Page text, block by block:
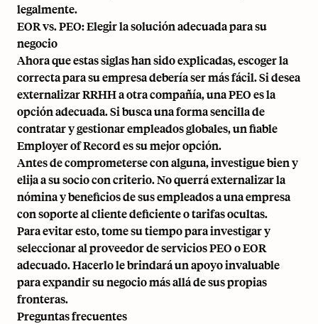
legalmente.
EOR vs. PEO: Elegir la solución adecuada para su
negocio
Ahora que estas siglas han sido explicadas, escoger la
correcta para su empresa debería ser más fácil. Si desea
externalizar RRHH a otra compañía, una PEO es la
opción adecuada. Si busca una forma sencilla de
contratar y gestionar empleados globales, un fiable
Employer of Record es su mejor opción.
Antes de comprometerse con alguna, investigue bien y
elija a su socio con criterio. No querrá externalizar la
nómina y beneficiosde sus empleados a una empresa
con soporte al cliente deficiente o tarifas ocultas.
Para evitar esto, tome su tiempo para investigar y
seleccionar al proveedor de servicios PEO o EOR
adecuado. Hacerlo le brindará un apoyo invaluable
para expandir su negocio más allá de sus propias
fronteras.
Preguntas frecuentes